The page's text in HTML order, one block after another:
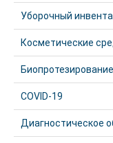
Уборочный
Косметические
Биопротезирование
COVID-19
Диагностическое